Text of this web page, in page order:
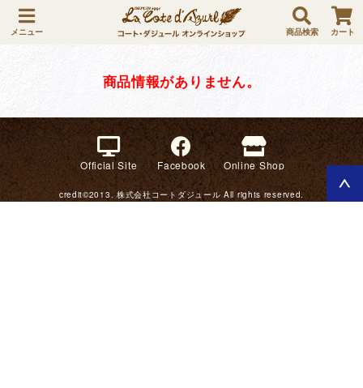
メニュー 商品検索 カート
商品情報がありません。
Official Site Facebook Online Shop
credit©2013. 株式会社コートダジュール All rights reserved.